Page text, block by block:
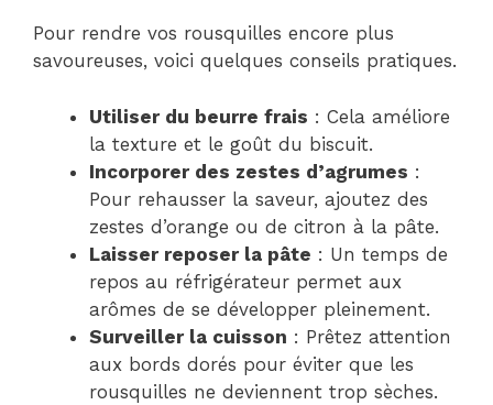
Pour rendre vos rousquilles encore plus
savoureuses, voici quelques conseils pratiques.
Utiliser du beurre frais : Cela améliore
la texture et le goût du biscuit.
Incorporer des zestes d’agrumes :
Pour rehausser la saveur, ajoutez des
zestes d’orange ou de citron à la pâte.
Laisser reposer la pâte : Un temps de
repos au réfrigérateur permet aux
arômes de se développer pleinement.
Surveiller la cuisson : Prêtez attention
aux bords dorés pour éviter que les
rousquilles ne deviennent trop sèches.